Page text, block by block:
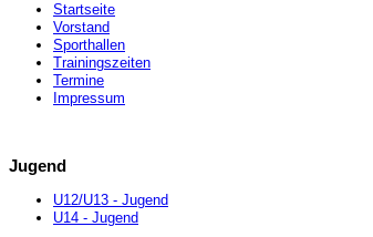
Startseite
Vorstand
Sporthallen
Trainingszeiten
Termine
Impressum
Jugend
U12/U13 - Jugend
U14 - Jugend